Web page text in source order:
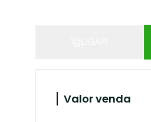
Valor venda